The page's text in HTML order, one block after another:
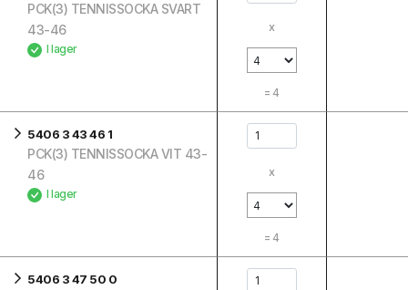
PCK(3) TENNISSOCKA SVART
43-46
I lager
x
=4
5406 3 43 46 1
PCK(3) TENNISSOCKA VIT 43-
46
I lager
x
=4
5406 3 47 50 0